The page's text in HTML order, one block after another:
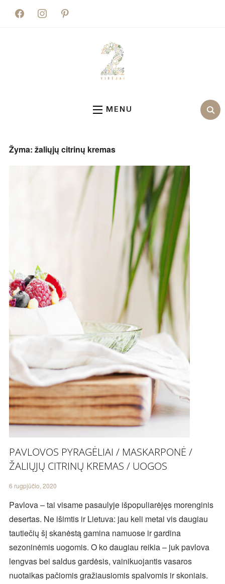
facebookinstagrampinterest
MENU
Žyma: žaliųjų citrinų kremas
PAVLOVOS PYRAGĖLIAI / MASKARPONĖ /
ŽALIŲJŲ CITRINŲ KREMAS / UOGOS
6 rugpjūčio, 2020
Pavlova – tai visame pasaulyje išpopuliarėjęs morenginis
desertas. Ne išimtis ir Lietuva: jau keli metai vis daugiau
tautiečių šį skanėstą gamina namuose ir gardina
sezoninėmis uogomis. O ko daugiau reikia – juk pavlova
lengvas bei saldus gardėsis, vainikuojantis vasaros
nuotaikas pačiomis gražiausiomis spalvomis ir skoniais.